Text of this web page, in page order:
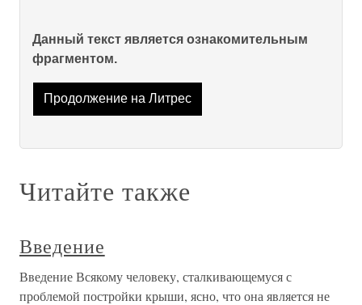
Данный текст является ознакомительным
фрагментом.
Продолжение на Литрес
Читайте также
Введение
Введение Всякому человеку, сталкивающемуся с
проблемой постройки крыши, ясно, что она является не